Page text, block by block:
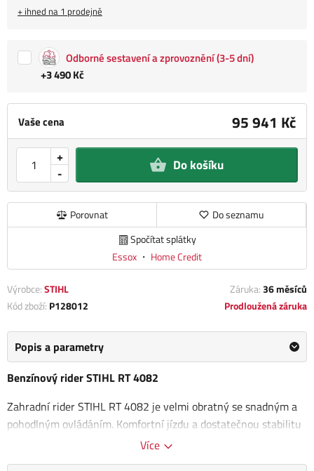
Vaše cena 95 941 Kč
-
+ Do košíku
Porovnat
Do seznamu
Spočítat splátky
Essox ・ Home Credit
+ ihned na 1 prodejně
Odborné sestavení a zprovoznění (3-5 dní)
+3 490 Kč
Výrobce:STIHL Záruka:36 měsíců
Kód zboží: P128012 Prodloužená záruka
Popis a parametry
Benzínový rider STIHL RT 4082
Zahradní rider STIHL RT 4082 je velmi obratný se snadným a
pohodlným ovládáním. Komfortní jízdu a dostatečnou stabilitu
poskytuje robustní rámová konstrukce. S tímto výkonným
Více